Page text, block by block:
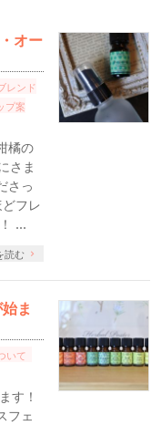
オー
レンド
プ案
橘の
さま
さっ
フレ
…
読む
ま
いて
す！
フェ